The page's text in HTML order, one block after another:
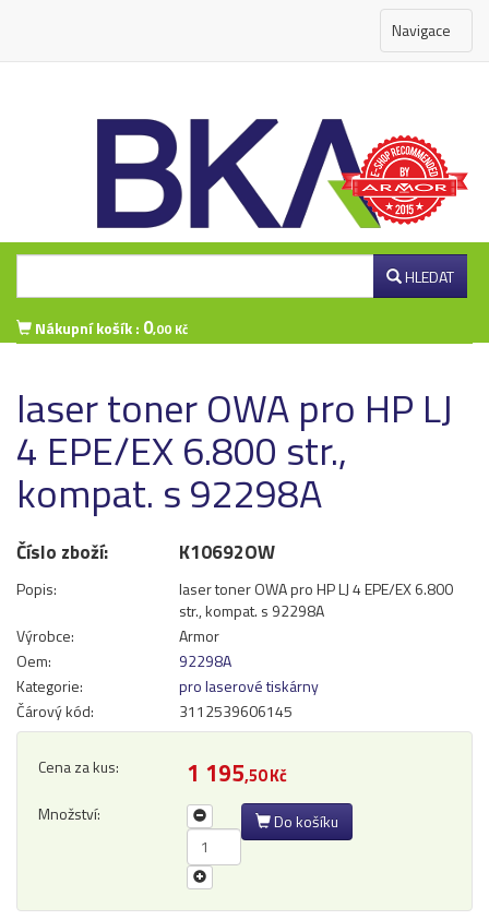
Navigace
HLEDAT
Nákupní košík : 0,00 Kč
Přihlásit se
Nová registrace
Výrobci
Náplně
pro jehličkové tiskárny
pro inkoustové tiskárny
pro kopírovací stroje
Label tape
laser toner OWA pro HP LJ
4 EPE/EX 6.800 str.,
kompat. s 92298A
Číslo zboží: K10692OW
Popis:
laser toner OWA pro HP LJ 4 EPE/EX 6.800
str., kompat. s 92298A
Výrobce:
Armor
Oem:
92298A
Kategorie:
pro laserové tiskárny
Čárový kód:
3112539606145
Cena za kus: 1 195,50 Kč
Množství: Do košíku